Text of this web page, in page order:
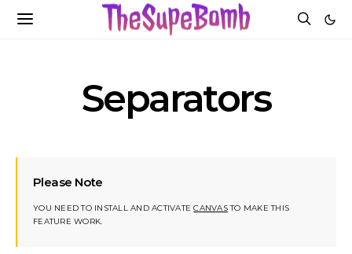
Separators
Please Note
YOU NEED TO INSTALL AND ACTIVATECANVASTO MAKE THIS
FEATURE WORK.